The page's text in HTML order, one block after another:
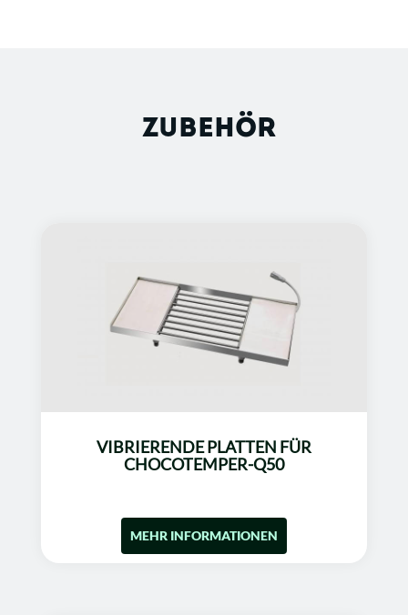
ZUBEHÖR
VIBRIERENDE PLATTEN FÜR
CHOCOTEMPER-Q50
MEHR INFORMATIONEN